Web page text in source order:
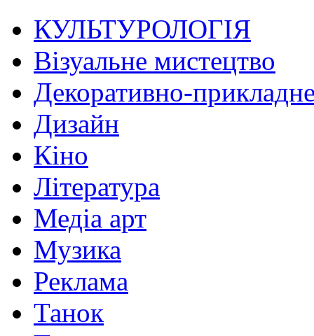
КУЛЬТУРОЛОГІЯ
Візуальне мистецтво
Декоративно-
Дизайн
Кіно
Література
Медіа арт
Музика
Реклама
Танок